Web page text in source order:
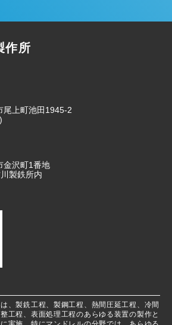
作所
上町池田1945-2
)
沢町1番地
製鉄所内
、製銑工程、製鋼工程、熱間圧延工程、冷間
工程、表面処理工程のあらゆる装置の製作と